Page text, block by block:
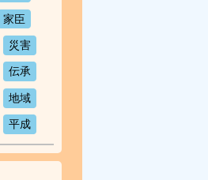
家臣
災害
伝承
地域
平成